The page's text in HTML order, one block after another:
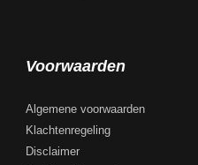
Voorwaarden
Algemene voorwaarden
Klachtenregeling
Disclaimer